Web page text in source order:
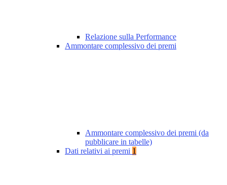
Relazione sulla Performance
Ammontare complessivo dei premi
Ammontare complessivo dei premi (da
pubblicare in tabelle)
Dati relativi ai premi 1